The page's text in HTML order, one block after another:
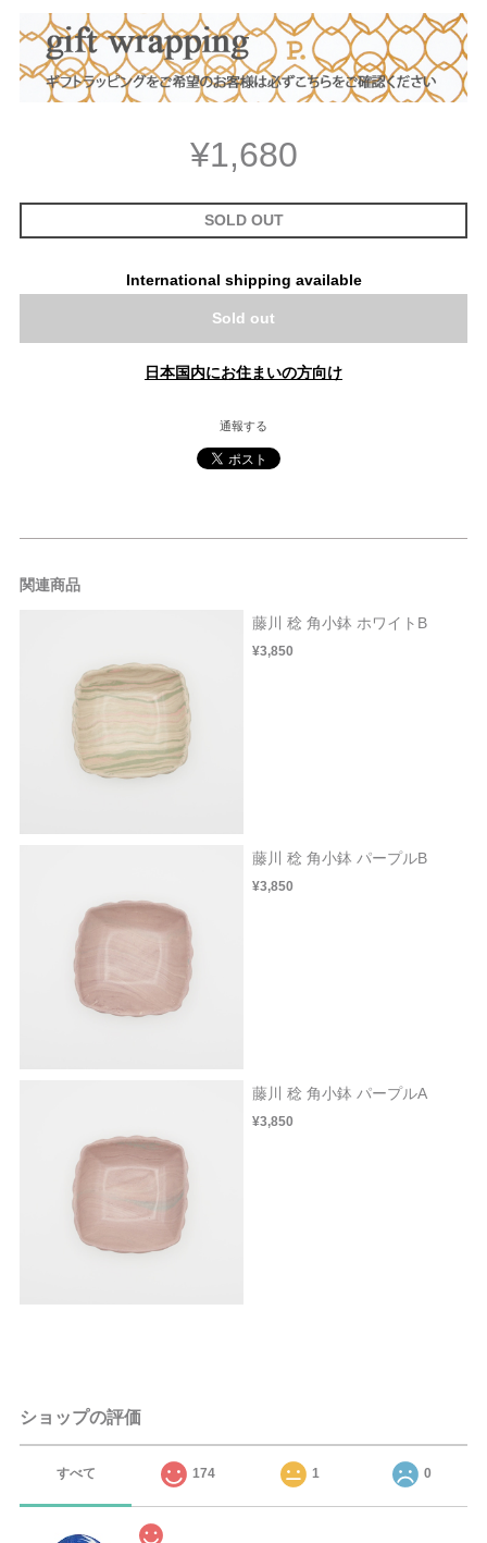
¥1,680
SOLD OUT
International shipping available
Sold out
日本国内にお住まいの方向け
通報する
関連商品
藤川 稔 角小鉢 ホワイトB
¥3,850
藤川 稔 角小鉢 パープルB
¥3,850
藤川 稔 角小鉢 パープルA
¥3,850
ショップの評価
すべて 174 1 0